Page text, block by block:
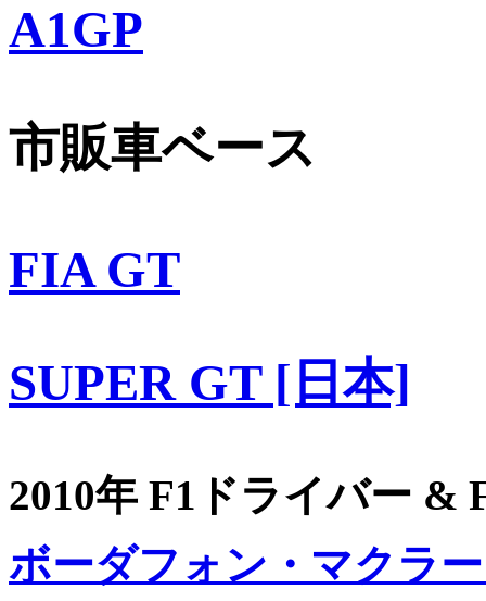
A1GP
市販車ベース
FIA GT
SUPER GT [日本]
2010年 F1ドライバー &
ボーダフォン・マクラ